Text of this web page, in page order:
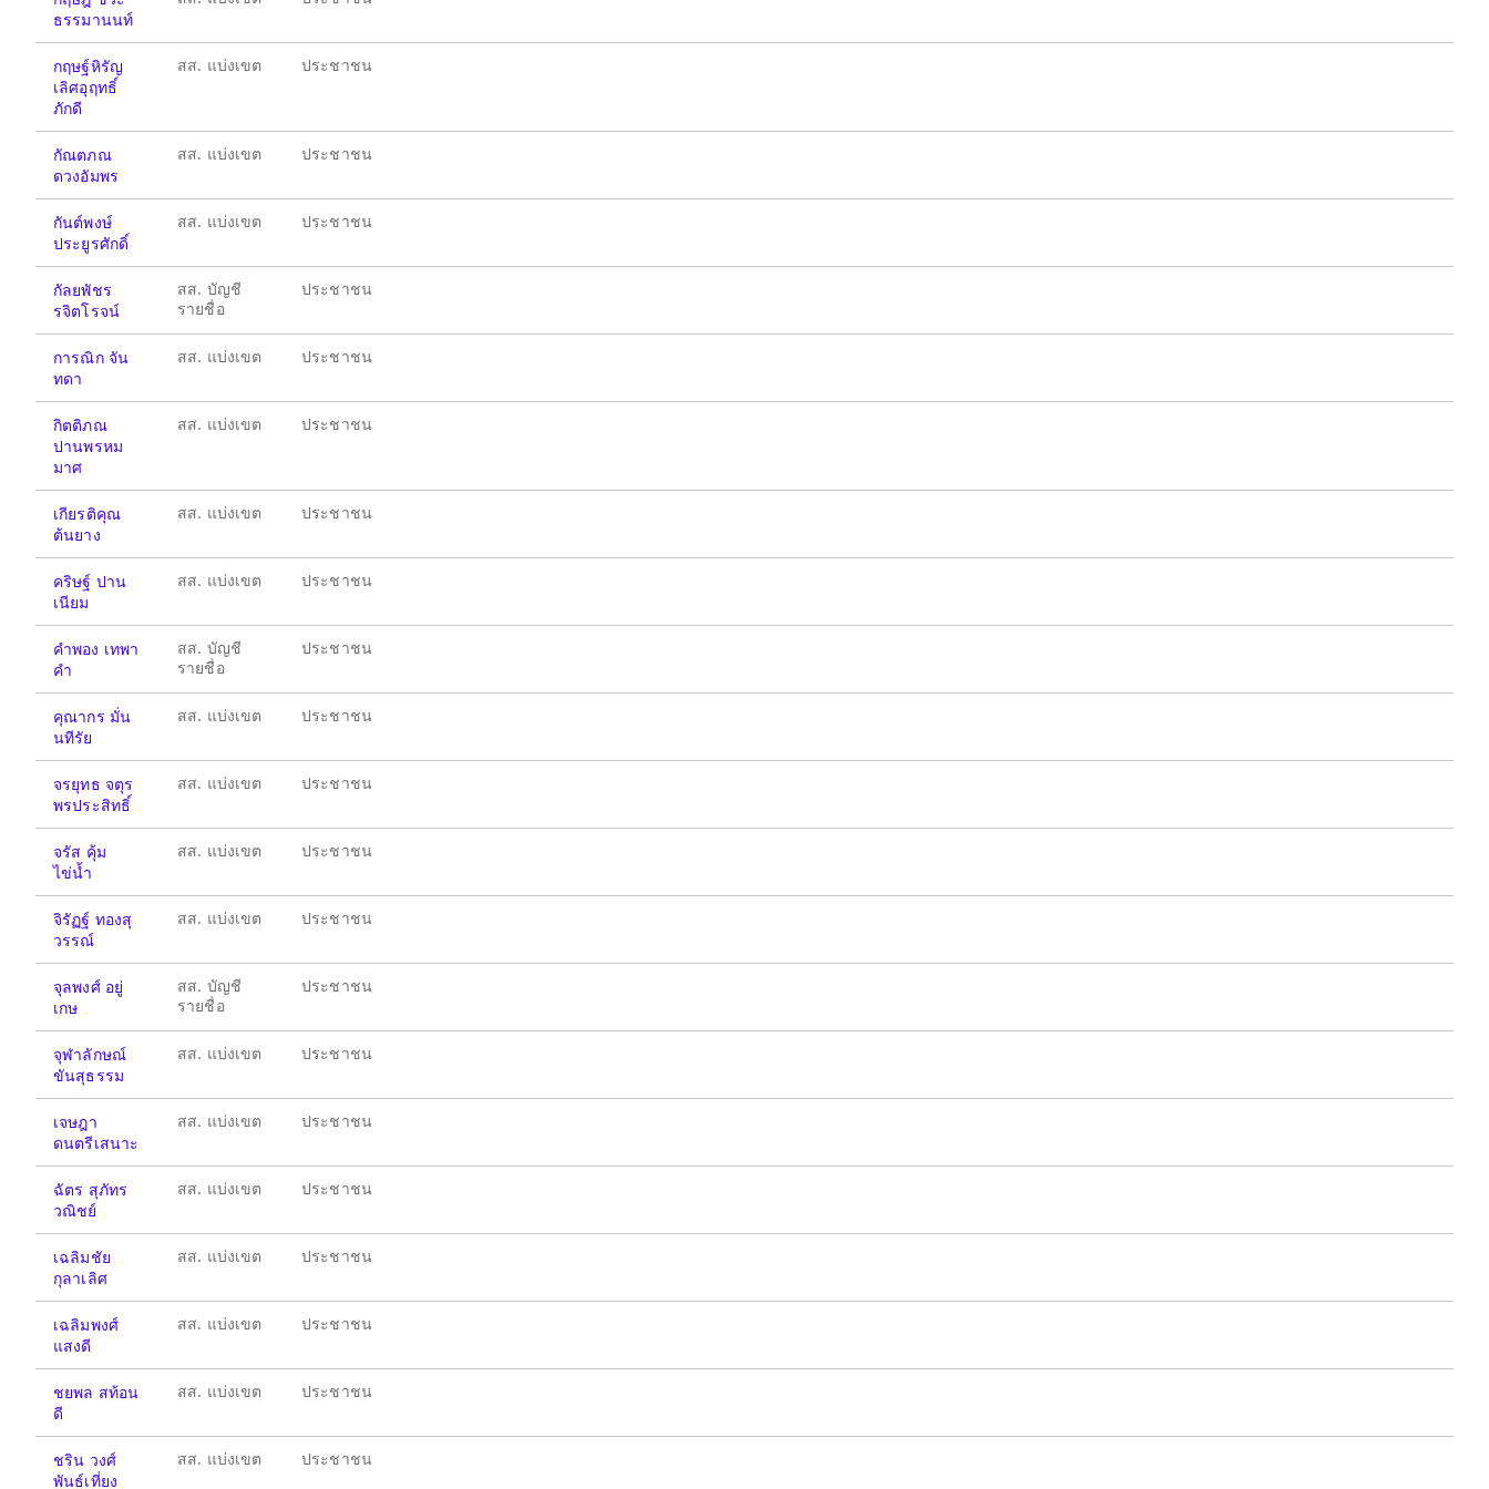
ธรรมานนท์
กฤษฐ์หิรัญ
เลิศอุฤทธิ์
ภักดี
สส. แบ่งเขต ประชาชน
กัณตภณ
ดวงอัมพร
สส. แบ่งเขต ประชาชน
กันต์พงษ์
ประยูรศักดิ์
สส. แบ่งเขต ประชาชน
กัลยพัชร
รจิตโรจน์
สส. บัญชี
รายชื่อ
ประชาชน
การณิก จัน
ทดา
สส. แบ่งเขต ประชาชน
กิตติภณ
ปานพรหม
มาศ
สส. แบ่งเขต ประชาชน
เกียรติคุณ
ต้นยาง
สส. แบ่งเขต ประชาชน
คริษฐ์ ปาน
เนียม
สส. แบ่งเขต ประชาชน
คำพอง เทพา
คำ
สส. บัญชี
รายชื่อ
ประชาชน
คุณากร มั่น
นทีรัย
สส. แบ่งเขต ประชาชน
จรยุทธ จตุร
พรประสิทธิ์
สส. แบ่งเขต ประชาชน
จรัส คุ้ม
ไข่น้ำ
สส. แบ่งเขต ประชาชน
จิรัฏฐ์ ทองสุ
วรรณ์
สส. แบ่งเขต ประชาชน
จุลพงศ์ อยู่
เกษ
สส. บัญชี
รายชื่อ
ประชาชน
จุฬาลักษณ์
ขันสุธรรม
สส. แบ่งเขต ประชาชน
เจษฎา
ดนตรีเสนาะ
สส. แบ่งเขต ประชาชน
ฉัตร สุภัทร
วณิชย์
สส. แบ่งเขต ประชาชน
เฉลิมชัย
กุลาเลิศ
สส. แบ่งเขต ประชาชน
เฉลิมพงศ์
แสงดี
สส. แบ่งเขต ประชาชน
ชยพล สท้อน
ดี
สส. แบ่งเขต ประชาชน
ชริน วงศ์
พันธ์เที่ยง
สส. แบ่งเขต ประชาชน